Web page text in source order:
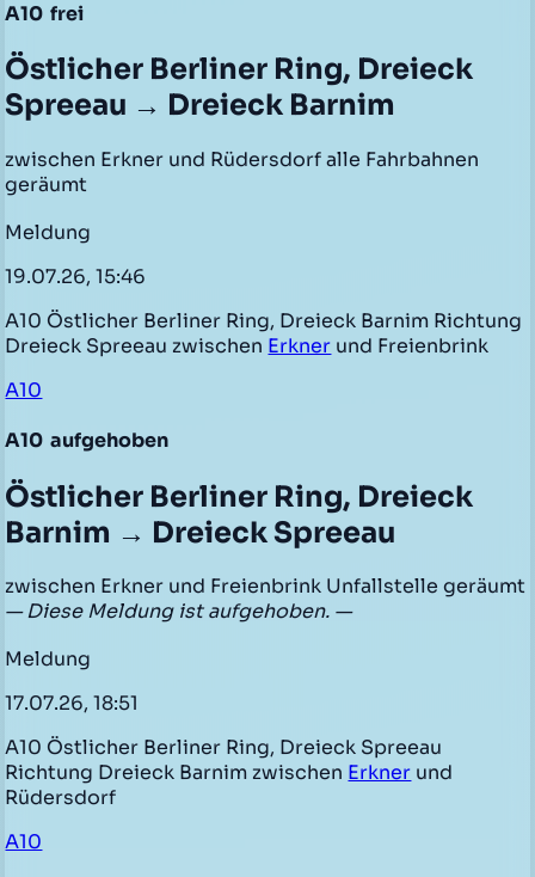
A10 frei
Östlicher Berliner Ring, Dreieck
Spreeau → Dreieck Barnim
zwischen Erkner und Rüdersdorf alle Fahrbahnen
geräumt
Meldung
19.07.26, 15:46
A10 Östlicher Berliner Ring, Dreieck Barnim Richtung
Dreieck Spreeau zwischen Erkner und Freienbrink
A10
A10 aufgehoben
Östlicher Berliner Ring, Dreieck
Barnim → Dreieck Spreeau
zwischen Erkner und Freienbrink Unfallstelle geräumt
— Diese Meldung ist aufgehoben. —
Meldung
17.07.26, 18:51
A10 Östlicher Berliner Ring, Dreieck Spreeau
Richtung Dreieck Barnim zwischen Erkner und
Rüdersdorf
A10